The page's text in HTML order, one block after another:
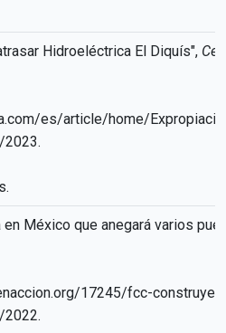
Hidroeléctrica El Diquís",
es/article/home/
2023.
en México que anegará varios
17245/fcc-
2022.